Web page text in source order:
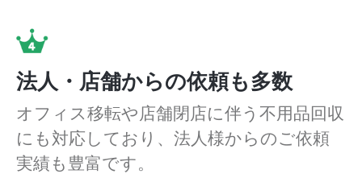
法人・店舗からの依頼も多数
オフィス移転や店舗閉店に伴う不用品回収
にも対応しており、法人様からのご依頼
実績も豊富です。